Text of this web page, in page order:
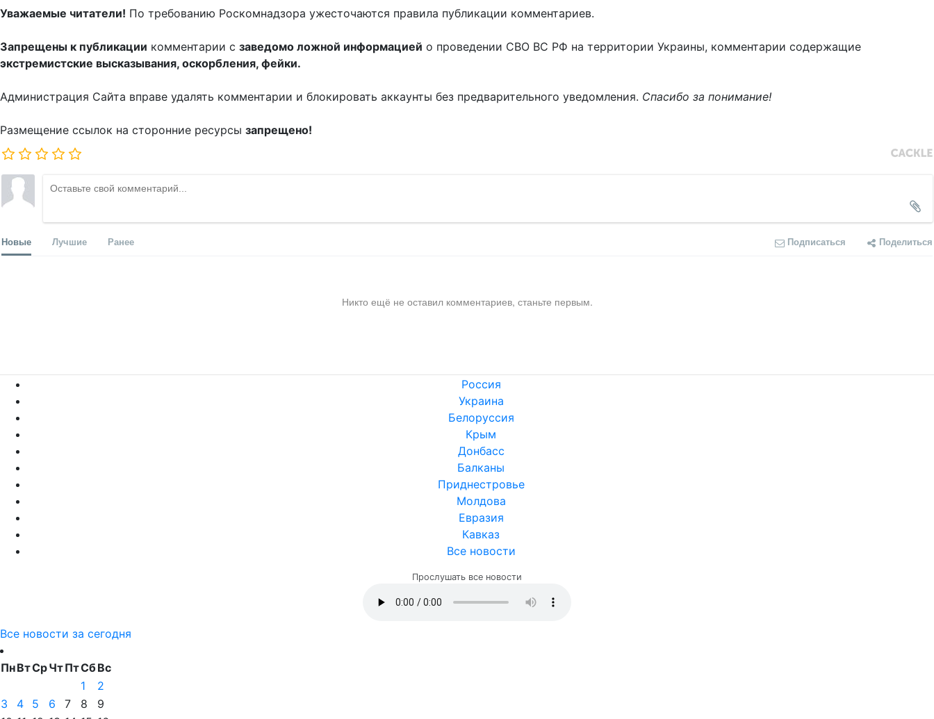
Уважаемые читатели! По требованию Роскомнадзора ужесточаются правила публикации комментариев.
Запрещены к публикации комментарии с заведомо ложной информацией о проведении СВО ВС РФ на территории Украины, комментарии содержащие
экстремистские высказывания, оскорбления, фейки.
Администрация Сайта вправе удалять комментарии и блокировать аккаунты без предварительного уведомления. Спасибо за понимание!
Размещение ссылок на сторонние ресурсы запрещено!
Новые Лучшие Ранее Подписаться Поделиться
Никто ещё не оставил комментариев, станьте первым.
Россия
Украина
Белоруссия
Крым
Донбасс
Балканы
Приднестровье
Молдова
Евразия
Кавказ
Все новости
Прослушать все новости
Все новости за сегодня
ПнВтСрЧтПтСбВс
1
2
3
4 5 6 7 8
9